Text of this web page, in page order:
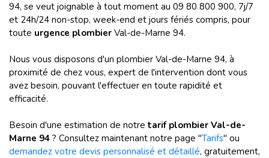
94, se veut joignable à tout moment au 09 80 800 900, 7j/7
et 24h/24 non-stop, week-end et jours fériés compris, pour
toute urgence plombier Val-de-Marne 94.
Nous vous disposons d'un plombier Val-de-Marne 94, à
proximité de chez vous, expert de l'intervention dont vous
avez besoin, pouvant l'effectuer en toute rapidité et
efficacité.
Besoin d'une estimation de notre tarif plombier Val-de-
Marne 94 ? Consultez maintenant notre page "Tarifs" ou
demandez votre devis personnalisé et détaillé, gratuitement,